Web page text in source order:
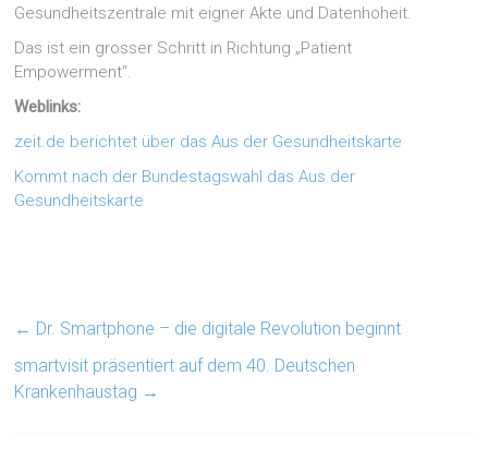
Gesundheitszentrale mit eigner Akte und Datenhoheit.
Das ist ein grosser Schritt in Richtung „Patient
Empowerment“.
Weblinks:
zeit.de berichtet über das Aus der Gesundheitskarte
Kommt nach der Bundestagswahl das Aus der
Gesundheitskarte
← Dr. Smartphone – die digitale Revolution beginnt
smartvisit präsentiert auf dem 40. Deutschen
Krankenhaustag →